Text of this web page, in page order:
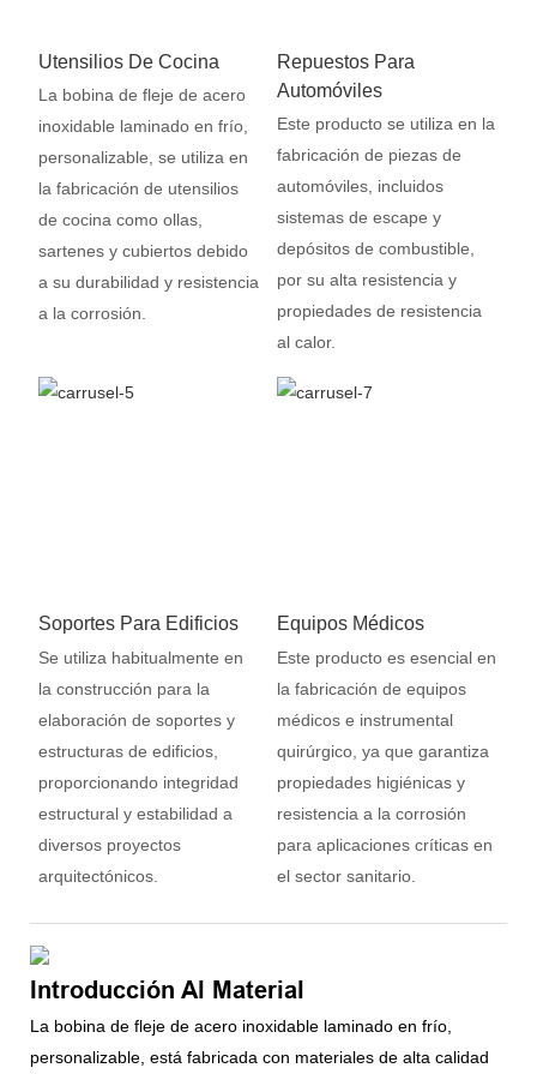
Utensilios De Cocina
La bobina de fleje de acero
inoxidable laminado en frío,
personalizable, se utiliza en
la fabricación de utensilios
de cocina como ollas,
sartenes y cubiertos debido
a su durabilidad y resistencia
a la corrosión.
Repuestos Para
Automóviles
Este producto se utiliza en la
fabricación de piezas de
automóviles, incluidos
sistemas de escape y
depósitos de combustible,
por su alta resistencia y
propiedades de resistencia
al calor.
Soportes Para Edificios
Se utiliza habitualmente en
la construcción para la
elaboración de soportes y
estructuras de edificios,
proporcionando integridad
estructural y estabilidad a
diversos proyectos
arquitectónicos.
Equipos Médicos
Este producto es esencial en
la fabricación de equipos
médicos e instrumental
quirúrgico, ya que garantiza
propiedades higiénicas y
resistencia a la corrosión
para aplicaciones críticas en
el sector sanitario.
Introducción Al Material
La bobina de fleje de acero inoxidable laminado en frío,
personalizable, está fabricada con materiales de alta calidad